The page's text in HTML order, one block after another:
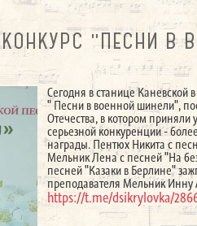
КОНКУРС "ПЕСНИ В
Сегодня в станице
" Песни в военной шинели",
Отечества, в котором приняли
серьезной конкуренции -
награды. Пентюх Никита с
Мельник Лена с песней "На
песней "Казаки в Берлине"
преподавателя Мельник Инну
https://t.me/dsikrylovka/